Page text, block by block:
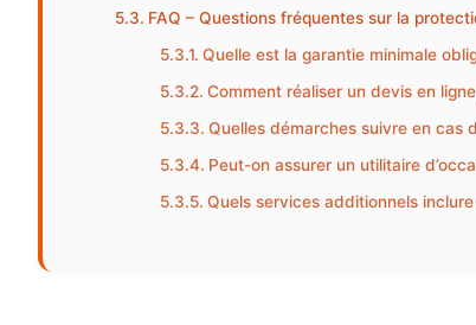
FAQ – Questions fréquentes sur la
Quelle est la garantie minimale
Comment réaliser un devis en
Quelles démarches suivre en cas
Peut-on assurer un utilitaire
Quels services additionnels